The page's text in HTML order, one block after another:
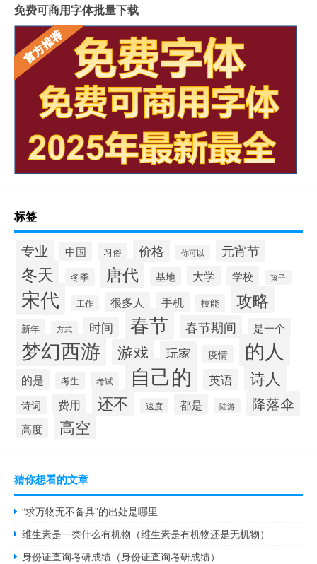
免费可商用字体批量下载
标签
专业 中国 习俗 价格 你可以 元宵节
冬天 冬季 唐代 基地 大学 学校 孩子
宋代 工作 很多人 手机 技能 攻略
新年 方式 时间 春节 春节期间 是一个
梦幻西游 游戏 玩家 疫情 的人
的是 考生 考试 自己的 英语 诗人
诗词 费用 还不 速度 都是 陆游 降落伞
高度 高空
猜你想看的文章
“求万物无不备具”的出处是哪里
维生素是一类什么有机物（维生素是有机物还是无机物）
身份证查询考研成绩（身份证查询考研成绩）